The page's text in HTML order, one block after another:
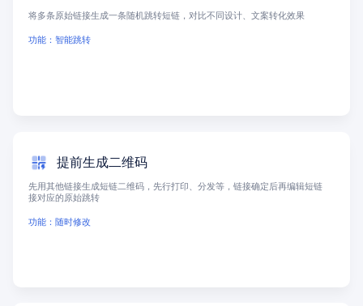
将多条原始链接生成一条随机跳转短链，对比不同设计、文案转化效果
功能：智能跳转
提前生成二维码
先用其他链接生成短链二维码，先行打印、分发等，链接确定后再编辑短链
接对应的原始跳转
功能：随时修改